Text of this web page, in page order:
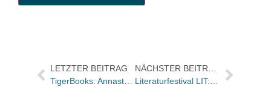
LETZTER BEITRAG
TigerBooks: Annastasia Baumann übernimmt nationale und internationale Leitung
NÄCHSTER BEITRAG
Literaturfestival LIT:potsdam geht in die vierte Runde